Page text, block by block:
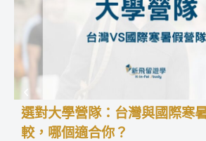
選對大學營隊：台灣與國際寒
較，哪個適合你？